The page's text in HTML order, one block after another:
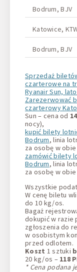
Bodrum, BJV
Katowice,
Bodrum, BJV
Sprzedaż
czarterowe na
Ryanair Sun,
Zarezerwować
czarterowy
Sun – cena od
nocy),
kupić bilety
Bodrum, linia
za osobę w
zamówić bilety
Bodrum, linia
za osobę w
Wszystkie
W cenę biletu
do 10 kg/os.
Bagaż
dokupić w razie
zgłoszenia do
w osobistym
przed odlotem.
Koszt 1 sztuki
20 kg/os – 118
* Cena podana